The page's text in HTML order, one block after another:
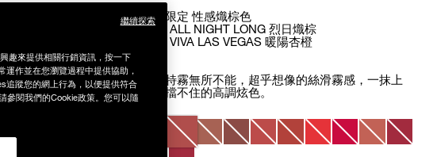
炙夏限定 性感熾棕色
#172 ALL NIGHT LONG 烈日熾棕
#179 VIVA LAS VEGAS 暖陽杏橙
時髦特霧無所不能，超乎想像的絲滑霧感，一抹上
癮，擋不住的高調炫色。
Variations
趣來提供相關行銷資訊，按一下
運作並在您瀏覽過程中提供協助，
追蹤您的網上行為，以便提供符合
參閱我們的Cookie政策。您可以隨
繼續探索